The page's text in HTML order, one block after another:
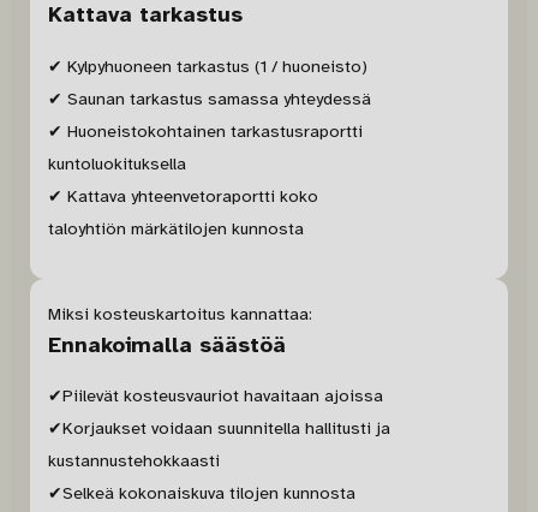
Kattava tarkastus
✔ Kylpyhuoneen tarkastus (1 / huoneisto)
✔ Saunan tarkastus samassa yhteydessä
✔ Huoneistokohtainen tarkastusraportti
kuntoluokituksella
✔ Kattava yhteenvetoraportti koko
taloyhtiön märkätilojen kunnosta
Miksi kosteuskartoitus kannattaa:
Ennakoimalla säästöä
✔Piilevät kosteusvauriot havaitaan ajoissa
✔Korjaukset voidaan suunnitella hallitusti ja
kustannustehokkaasti
✔Selkeä kokonaiskuva tilojen kunnosta